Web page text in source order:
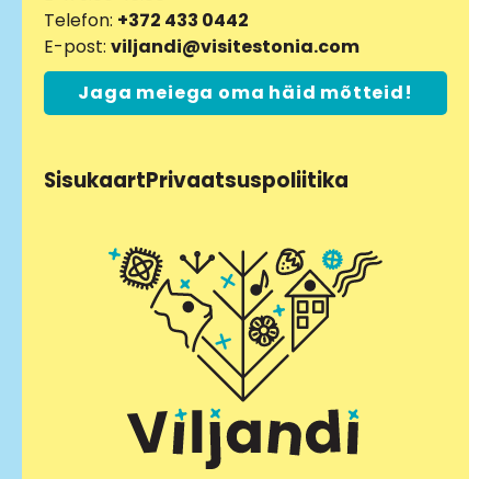
Telefon: +372 433 0442
E-post: viljandi@visitestonia.com
Jaga meiega oma häid mõtteid!
SisukaartPrivaatsuspoliitika